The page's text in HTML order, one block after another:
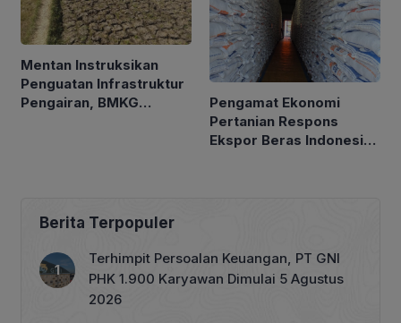
Mentan Instruksikan
Penguatan Infrastruktur
Pengairan, BMKG
Pengamat Ekonomi
Pertanian Respons
Ekspor Beras Indonesia
Berita Terpopuler
Terhimpit Persoalan Keuangan, PT GNI
PHK 1.900 Karyawan Dimulai 5 Agustus
2026